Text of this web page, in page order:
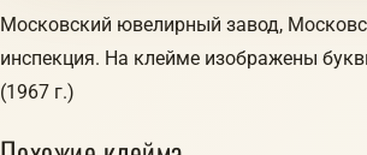
Московский ювелирный завод,
инспекция. На клейме изображены
(1967 г.)